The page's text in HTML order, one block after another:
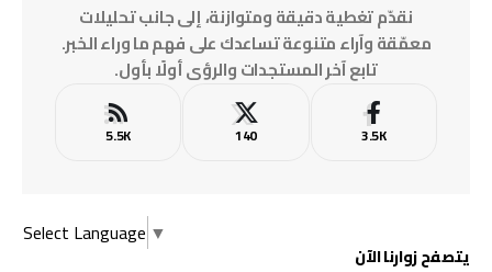
نقدّم تغطية دقيقة ومتوازنة، إلى جانب تحليلات
معمّقة وآراء متنوعة تساعدك على فهم ما وراء الخبر.
تابع آخر المستجدات والرؤى أولًا بأول.
3.5K
140
5.5K
Select Language ▼
يتصفح زوارنا الآن